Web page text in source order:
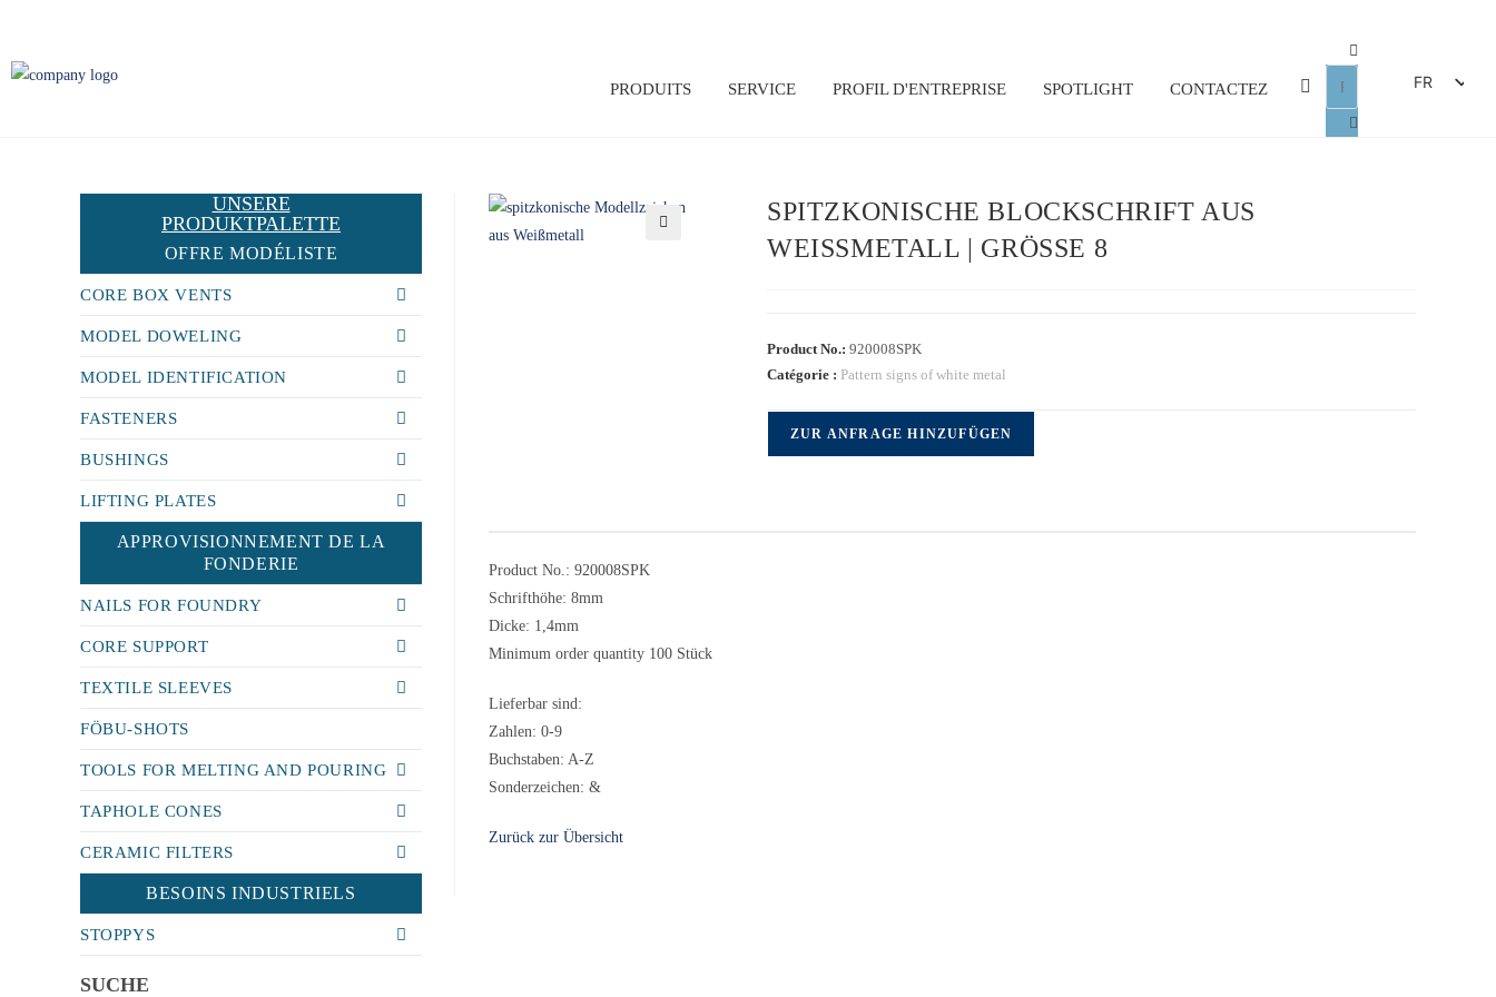
PRODUITS SERVICE PROFIL D'ENTREPRISE SPOTLIGHT CONTACTEZ
FR
SPITZKONISCHE BLOCKSCHRIFT AUS
WEISSMETALL | GRÖSSE 8
Product No.: 920008SPK
Catégorie : Pattern signs of white metal
ZUR ANFRAGE HINZUFÜGEN
Product No.: 920008SPK
Schrifthöhe: 8mm
Dicke: 1,4mm
Minimum order quantity 100 Stück
Lieferbar sind:
Zahlen: 0-9
Buchstaben: A-Z
Sonderzeichen: &
Zurück zur Übersicht
UNSERE
PRODUKTPALETTE
OFFRE MODÉLISTE
CORE BOX VENTS
MODEL DOWELING
MODEL IDENTIFICATION
FASTENERS
BUSHINGS
LIFTING PLATES
APPROVISIONNEMENT DE LA
FONDERIE
NAILS FOR FOUNDRY
CORE SUPPORT
TEXTILE SLEEVES
FÖBU-SHOTS
TOOLS FOR MELTING AND POURING
TAPHOLE CONES
CERAMIC FILTERS
BESOINS INDUSTRIELS
STOPPYS
SUCHE